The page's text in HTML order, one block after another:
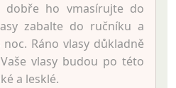
dobře ho vmasírujte do
zabalte do ručníku a
Ráno vlasy důkladně
vlasy budou po této
a lesklé.